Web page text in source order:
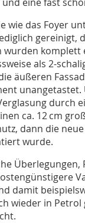
wie das Foyer
gereinigt,
wurden komplett
als 2-
äußeren
durch
ca. 12 cm
dann die
wurde.
damit
wieder in Petrol